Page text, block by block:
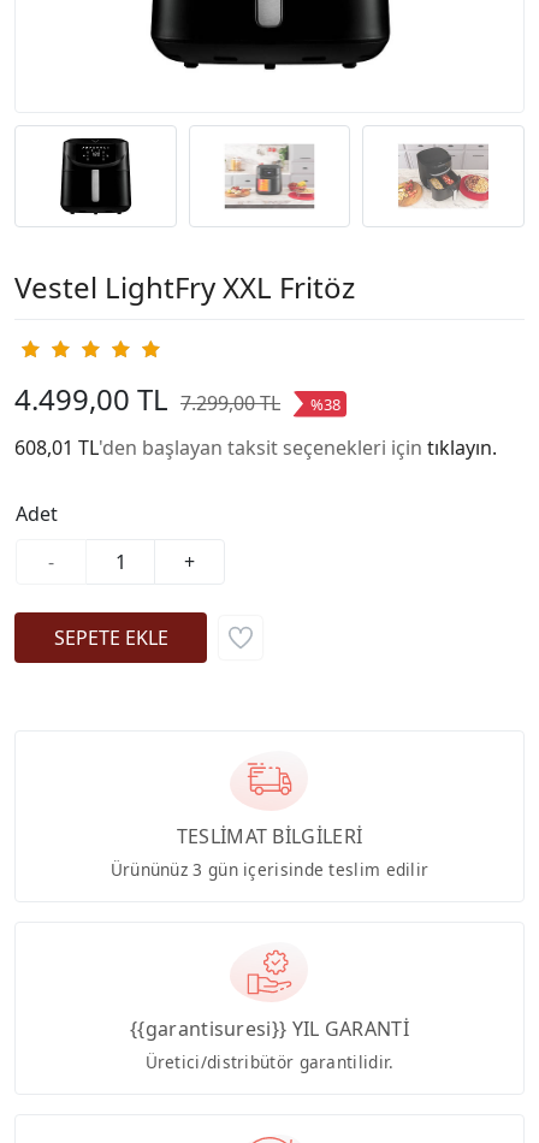
Vestel LightFry XXL Fritöz
4.499,00 TL 7.299,00 TL %38
608,01 TL'den başlayan taksit seçenekleri için tıklayın.
Adet
-
+
TESLİMAT BİLGİLERİ
Ürününüz 3 gün içerisinde teslim edilir
{{garantisuresi}} YIL GARANTİ
Üretici/distribütör garantilidir.